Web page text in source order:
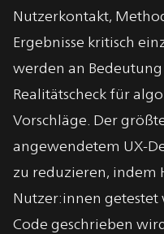
Nutzerkontakt,
Ergebnisse kritisch
werden an
Realitätscheck für
Vorschläge. Der
angewendetem UX-
zu reduzieren, indem
Nutzer:innen
Code geschrieben